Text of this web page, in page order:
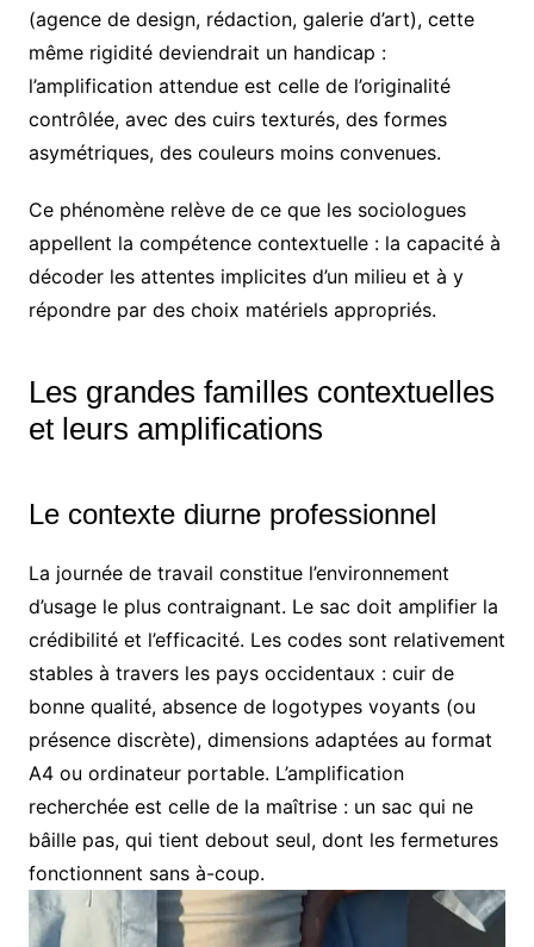
(agence de design, rédaction, galerie d’art), cette
même rigidité deviendrait un handicap :
l’amplification attendue est celle de l’originalité
contrôlée, avec des cuirs texturés, des formes
asymétriques, des couleurs moins convenues.
Ce phénomène relève de ce que les sociologues
appellent la compétence contextuelle : la capacité à
décoder les attentes implicites d’un milieu et à y
répondre par des choix matériels appropriés.
Les grandes familles contextuelles
et leurs amplifications
Le contexte diurne professionnel
La journée de travail constitue l’environnement
d’usage le plus contraignant. Le sac doit amplifier la
crédibilité et l’efficacité. Les codes sont relativement
stables à travers les pays occidentaux : cuir de
bonne qualité, absence de logotypes voyants (ou
présence discrète), dimensions adaptées au format
A4 ou ordinateur portable. L’amplification
recherchée est celle de la maîtrise : un sac qui ne
bâille pas, qui tient debout seul, dont les fermetures
fonctionnent sans à-coup.